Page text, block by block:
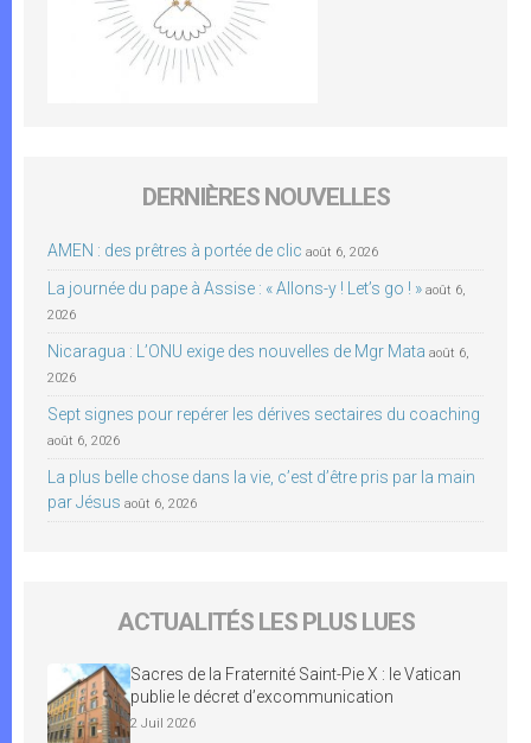
DERNIÈRES NOUVELLES
AMEN : des prêtres à portée de clic août 6, 2026
La journée du pape à Assise : « Allons-y ! Let’s go ! » août 6,
2026
Nicaragua : L’ONU exige des nouvelles de Mgr Mata août 6,
2026
Sept signes pour repérer les dérives sectaires du coaching
août 6, 2026
La plus belle chose dans la vie, c’est d’être pris par la main
par Jésus août 6, 2026
ACTUALITÉS LES PLUS LUES
Sacres de la Fraternité Saint-Pie X : le Vatican
publie le décret d’excommunication
2 Juil 2026